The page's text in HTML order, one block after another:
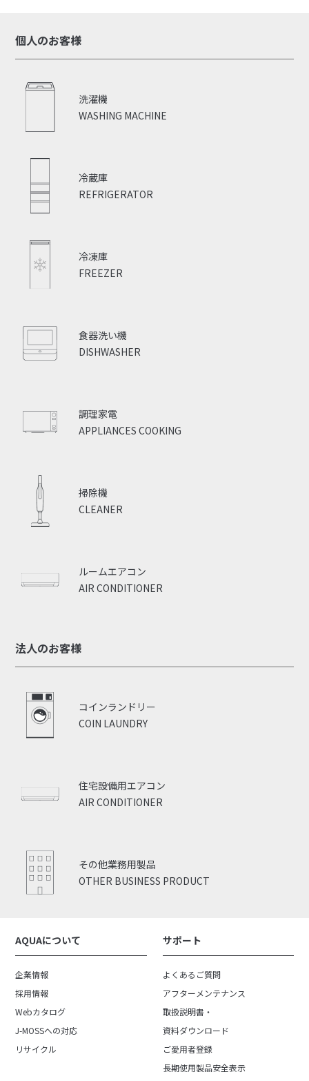
個人のお客様
WASHING MACHINE
洗濯機
REFRIGERATOR
冷蔵庫
FREEZER
冷凍庫
DISHWASHER
食器洗い機
APPLIANCES COOKING
調理家電
CLEANER
掃除機
AIR CONDITIONER
ルームエアコン
法人のお客様
COIN LAUNDRY
コインランドリー
AIR CONDITIONER
住宅設備用エアコン
OTHER BUSINESS PRODUCT
その他業務用製品
AQUAについて
企業情報
採用情報
Webカタログ
J-MOSSへの対応
リサイクル
サポート
よくあるご質問
アフターメンテナンス
取扱説明書・
資料ダウンロード
ご愛用者登録
長期使用製品安全表示